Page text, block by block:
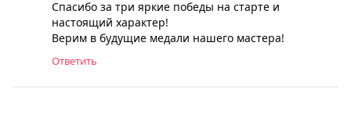
Спасибо за три яркие победы на старте и
настоящий характер!
Верим в будущие медали нашего мастера!
Ответить